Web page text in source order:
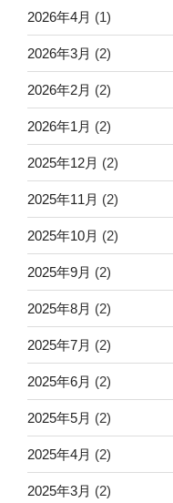
2026年4月 (1)
2026年3月 (2)
2026年2月 (2)
2026年1月 (2)
2025年12月 (2)
2025年11月 (2)
2025年10月 (2)
2025年9月 (2)
2025年8月 (2)
2025年7月 (2)
2025年6月 (2)
2025年5月 (2)
2025年4月 (2)
2025年3月 (2)